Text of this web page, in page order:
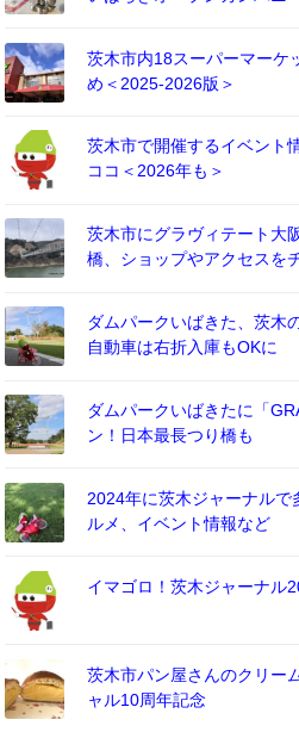
茨木市内18スーパーマーケ
め＜2025-2026版＞
茨木市で開催するイベント
ココ＜2026年も＞
茨木市にグラヴィテート大
橋、ショップやアクセスを
ダムパークいばきた、茨木
自動車は右折入庫もOKに
ダムパークいばきたに「
ン！日本最長つり橋も
2024年に茨木ジャーナル
ルメ、イベント情報など
イマゴロ！茨木ジャーナル
茨木市パン屋さんのクリー
ャル10周年記念